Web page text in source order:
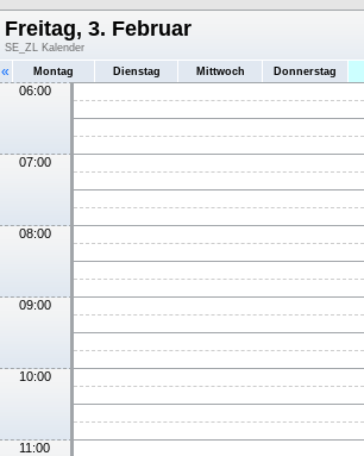
Freitag, 3. Februar
SE_ZL Kalender
« Montag Dienstag Mittwoch Donnerstag
06:00
07:00
08:00
09:00
10:00
11:00